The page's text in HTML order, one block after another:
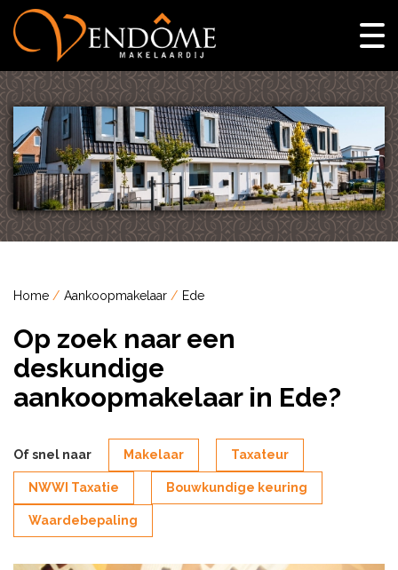
Home Aankoopmakelaar Ede
Op zoek naar een
deskundige
aankoopmakelaar in Ede?
Of snel naar Makelaar Taxateur
NWWI Taxatie Bouwkundige keuring
Waardebepaling